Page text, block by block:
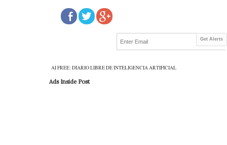
Get Alerts
AI FREE: DIARIO LIBRE DE INTELIGENCIA ARTIFICIAL
Ads Inside Post